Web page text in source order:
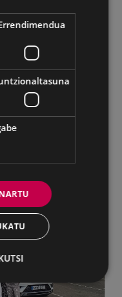
egokitu
lanak egiteko